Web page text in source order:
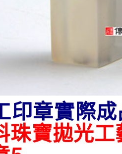
印章實際
珠寶拋光